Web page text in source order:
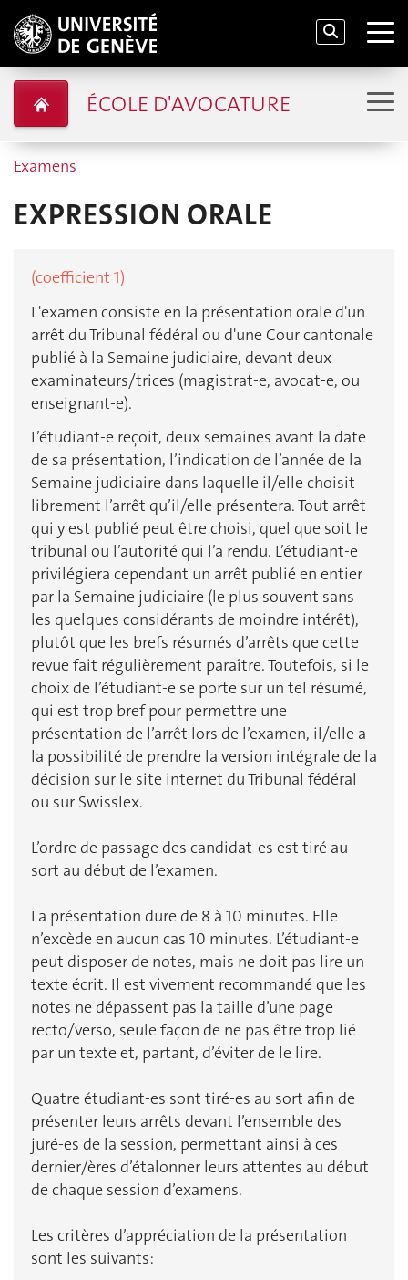
ÉCOLE D'AVOCATURE
Examens
EXPRESSION ORALE
(coefficient 1)
L'examen consiste en la présentation orale d'un
arrêt du Tribunal fédéral ou d'une Cour cantonale
publié à la Semaine judiciaire, devant deux
examinateurs/trices (magistrat-e, avocat-e, ou
enseignant-e).
L’étudiant-e reçoit, deux semaines avant la date
de sa présentation, l’indication de l’année de la
Semaine judiciaire dans laquelle il/elle choisit
librement l’arrêt qu’il/elle présentera. Tout arrêt
qui y est publié peut être choisi, quel que soit le
tribunal ou l’autorité qui l’a rendu. L’étudiant-e
privilégiera cependant un arrêt publié en entier
par la Semaine judiciaire (le plus souvent sans
les quelques considérants de moindre intérêt),
plutôt que les brefs résumés d’arrêts que cette
revue fait régulièrement paraître. Toutefois, si le
choix de l’étudiant-e se porte sur un tel résumé,
qui est trop bref pour permettre une
présentation de l’arrêt lors de l’examen, il/elle a
la possibilité de prendre la version intégrale de la
décision sur le site internet du Tribunal fédéral
ou sur Swisslex.
L’ordre de passage des candidat-es est tiré au
sort au début de l’examen.
La présentation dure de 8 à 10 minutes. Elle
n’excède en aucun cas 10 minutes. L’étudiant-e
peut disposer de notes, mais ne doit pas lire un
texte écrit. Il est vivement recommandé que les
notes ne dépassent pas la taille d’une page
recto/verso, seule façon de ne pas être trop lié
par un texte et, partant, d’éviter de le lire.
Quatre étudiant-es sont tiré-es au sort afin de
présenter leurs arrêts devant l’ensemble des
juré-es de la session, permettant ainsi à ces
dernier/ères d’étalonner leurs attentes au début
de chaque session d’examens.
Les critères d’appréciation de la présentation
sont les suivants: